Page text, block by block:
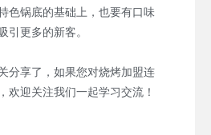
色锅底的基础上，也要有口味
引更多的新客。
享了，如果您对烧烤加盟连
欢迎关注我们一起学习交流！